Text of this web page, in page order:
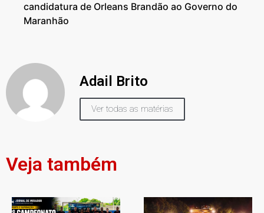
candidatura de Orleans Brandão ao Governo do
Maranhão
Adail Brito
Ver todas as matérias
Veja também